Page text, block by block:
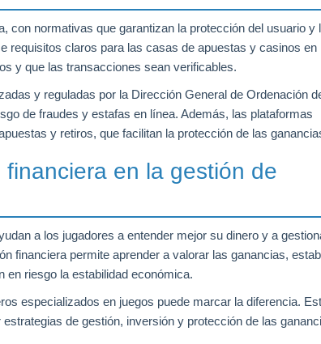
con normativas que garantizan la protección del usuario y
requisitos claros para las casas de apuestas y casinos en
y que las transacciones sean verificables.
y reguladas por la Dirección General de Ordenación
de fraudes y estafas en línea. Además, las plataformas
y retiros, que facilitan la protección de las
en la gestión de
a los jugadores a entender mejor su dinero y a
financiera permite aprender a valorar las ganancias,
riesgo la estabilidad económica.
especializados en juegos puede marcar la diferencia.
de gestión, inversión y protección de las